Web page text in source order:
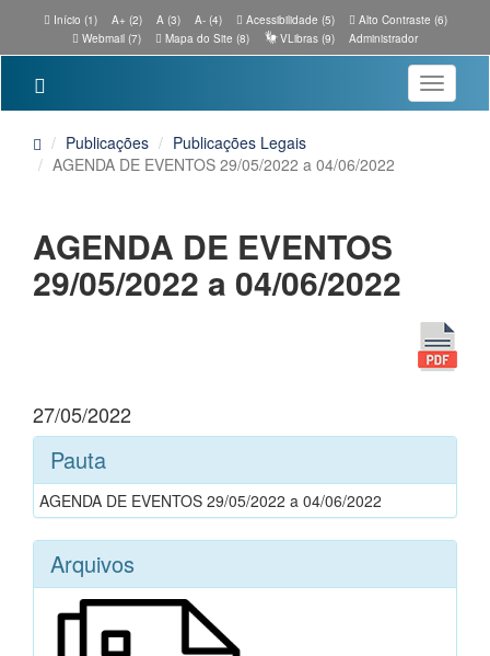
Início (1) A+ (2) A (3) A- (4) Acessibilidade (5)
Alto Contraste (6)
Webmail (7)
Mapa do Site (8) VLibras (9) Administrador
Toggle
Publicações
Publicações Legais
AGENDA DE EVENTOS 29/05/2022 a 04/06/2022
AGENDA DE EVENTOS
29/05/2022 a 04/06/2022
27/05/2022
Pauta
AGENDA DE EVENTOS 29/05/2022 a 04/06/2022
Arquivos